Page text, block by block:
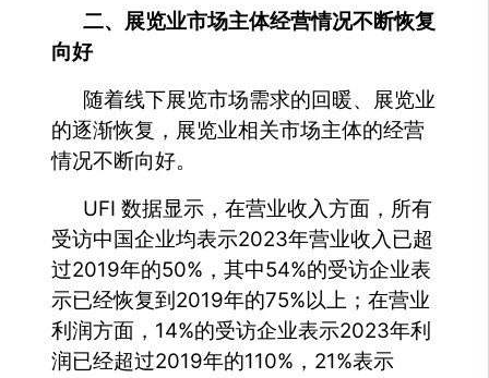
二、展览业市场主体经营情况不断恢复
向好
随着线下展览市场需求的回暖、展览业
的逐渐恢复，展览业相关市场主体的经营
情况不断向好。
UFI 数据显示，在营业收入方面，所有
受访中国企业均表示2023年营业收入已超
过2019年的50%，其中54%的受访企业表
示已经恢复到2019年的75%以上；在营业
利润方面，14%的受访企业表示2023年利
润已经超过2019年的110%，21%表示